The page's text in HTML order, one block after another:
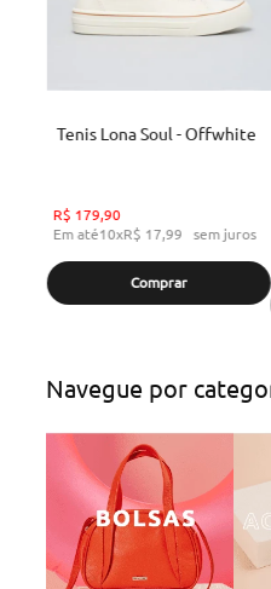
Tenis Lona Soul - Offwhite
R$ 179,90
Em até10xR$ 17,99 sem juros
Comprar
Navegue por